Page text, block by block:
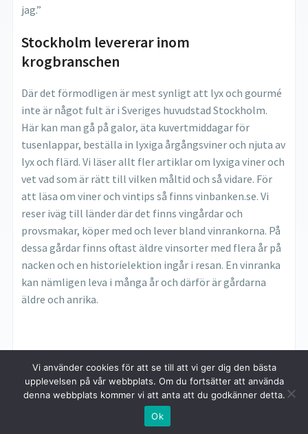
jag.”
Stockholm levererar inom
krogbranschen
Där det förmodligen är mest synligt att lyx och gourmé
inte är något fult är i Sveriges huvudstad Stockholm.
Här kan man gå på galor, äta kuvertmiddagar för
tusenlappar, beställa in lyxiga årgångsviner och njuta av
lyx och flärd. Vi läser allt fler artiklar om lyxiga viner och
vet vad som är rätt till vilken måltid och så vidare. För
att läsa om viner och vintips så finns vinbanken.se. Vi
reser iväg till länder där det finns vingårdar och
provsmakar, köper med och lever bland vinrankorna. På
dessa gårdar finns oftast äldre vinsorter med flera år på
nacken och en historielektion ingår i resan. En vinranka
kan nämligen leva i många år och därför är gårdarna
äldre och anrika.
Copyright © 2026 AG925.
Vi använder cookies för att se till att vi ger dig den bästa
upplevelsen på vår webbplats. Om du fortsätter att använda
denna webbplats kommer vi att anta att du godkänner detta.
Ok